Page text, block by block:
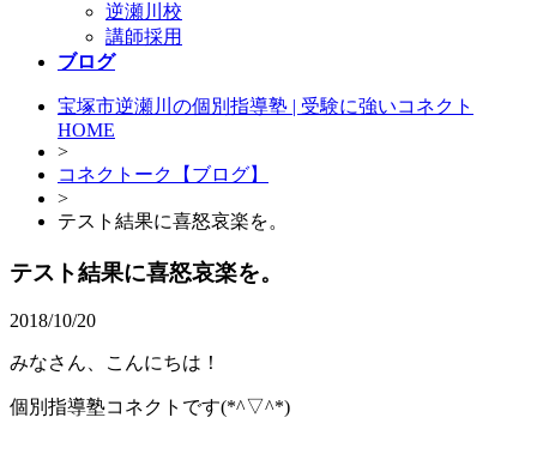
逆瀬川校
講師採用
ブログ
宝塚市逆瀬川の個別指導塾 | 受験に強いコネクト
HOME
>
コネクトーク【ブログ】
>
テスト結果に喜怒哀楽を。
テスト結果に喜怒哀楽を。
2018/10/20
みなさん、こんにちは！
個別指導塾コネクトです(*^▽^*)